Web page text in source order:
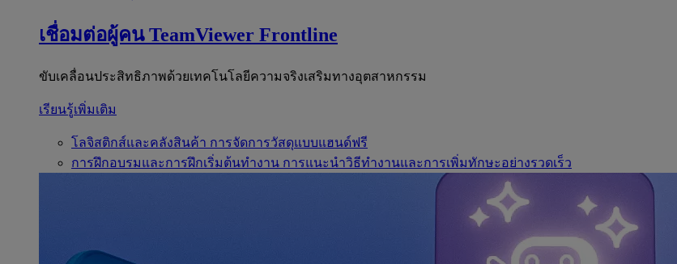
เชื่อมต่อผู้คน TeamViewer Frontline
ขับเคลื่อนประสิทธิภาพด้วยเทคโนโลยีความจริงเสริมทางอุตสาหกรรม
เรียนรู้เพิ่มเติม
โลจิสติกส์และคลังสินค้า การจัดการวัสดุแบบแฮนด์ฟรี
การฝึกอบรมและการฝึกเริ่มต้นทำงาน การแนะนำวิธีทำงานและการเพิ่มทักษะอย่างรวดเร็ว